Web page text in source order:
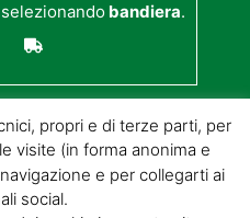
bandiera.
propri e di terze parti, per
visite (in forma anonima e
e per collegarti ai
social.